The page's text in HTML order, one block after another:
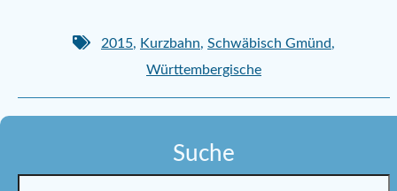
2015, Kurzbahn, Schwäbisch Gmünd,
Württembergische
Suche